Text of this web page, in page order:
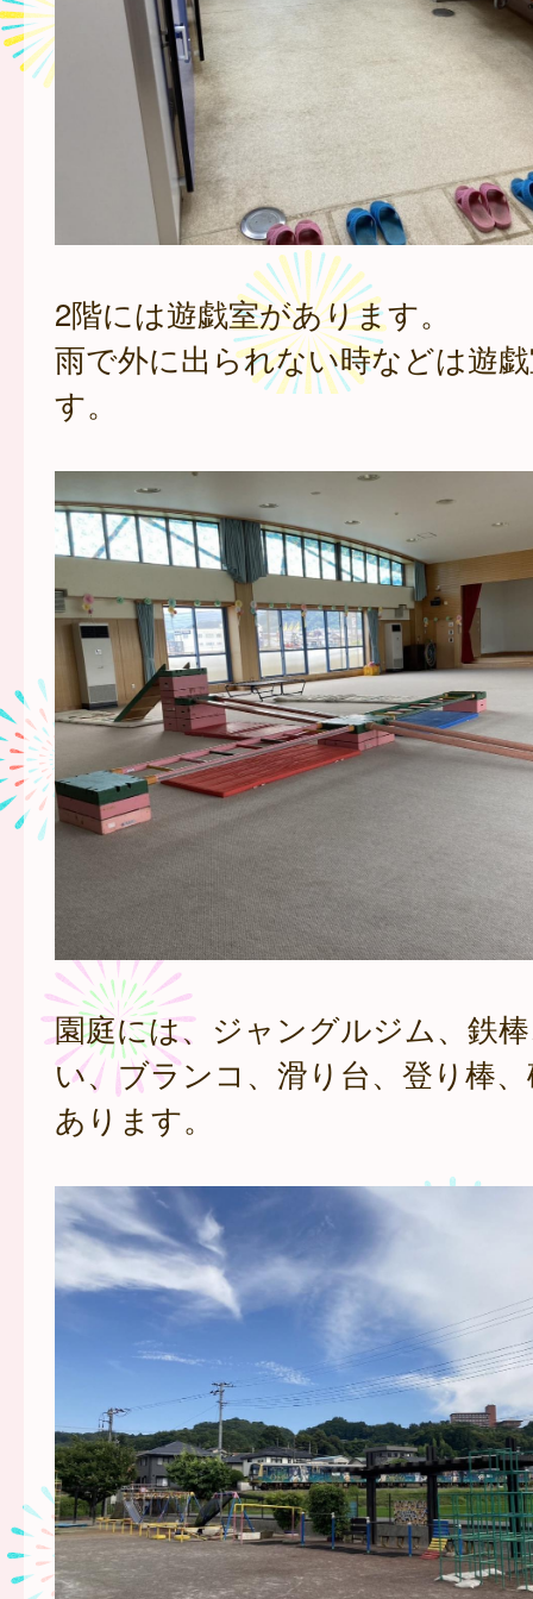
2階には遊戯室があります。
雨で外に出られない時などは遊
す。
園庭には、ジャングルジム、鉄
い、ブランコ、滑り台、登り棒
あります。